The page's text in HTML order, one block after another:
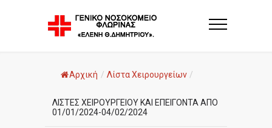
Αρχική / Λίστα Χειρουργείων /
ΛΙΣΤΕΣ ΧΕΙΡΟΥΡΓΕΙΟΥ ΚΑΙ ΕΠΕΙΓΟΝΤΑ ΑΠΟ
01/01/2024-04/02/2024